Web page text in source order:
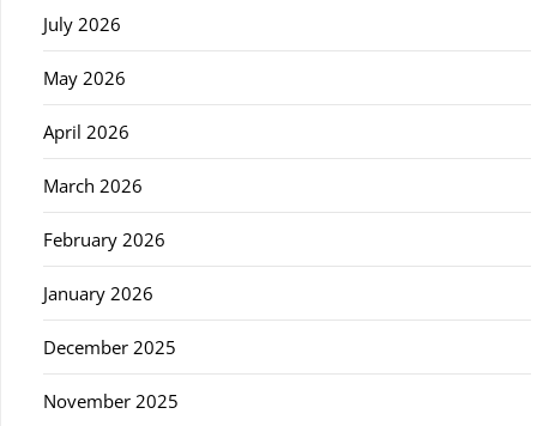
July 2026
May 2026
April 2026
March 2026
February 2026
January 2026
December 2025
November 2025